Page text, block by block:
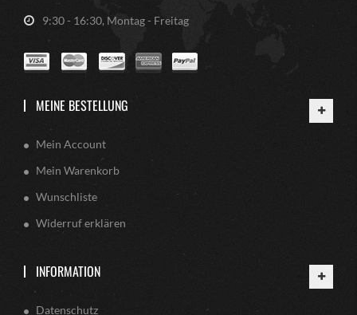
9:30 - 16:30, Montag - Freitag
MEINE BESTELLUNG
Mein Account
Mein Warenkorb
Wunschliste
Widerruf erklären
INFORMATION
Datenschutz